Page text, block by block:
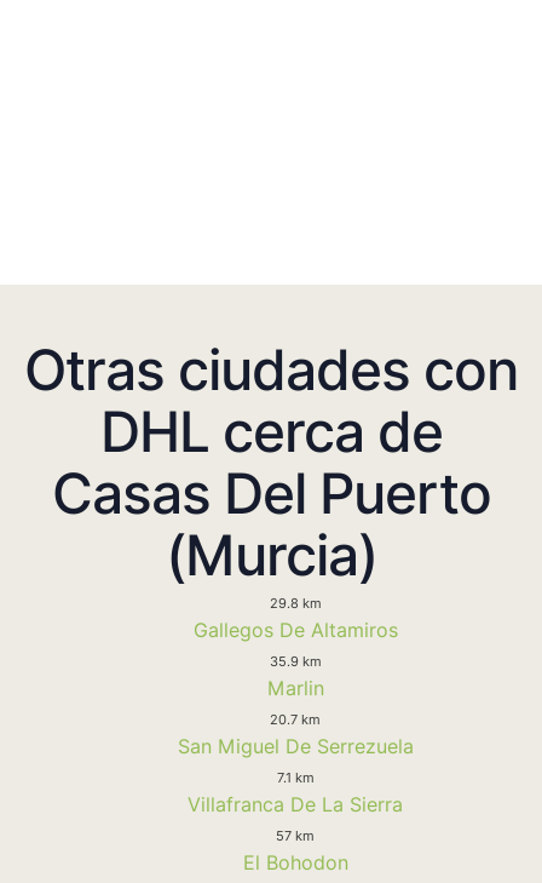
Otras ciudades con
DHL cerca de
Casas Del Puerto
(Murcia)
29.8 km
Gallegos De Altamiros
35.9 km
Marlin
20.7 km
San Miguel De Serrezuela
7.1 km
Villafranca De La Sierra
57 km
El Bohodon